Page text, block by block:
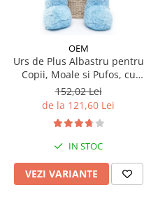
OEM
Urs de Plus Albastru pentru
Copii, Moale si Pufos, cu
Fundita
152,02 Lei
de la 121,60 Lei
IN STOC
VEZI VARIANTE